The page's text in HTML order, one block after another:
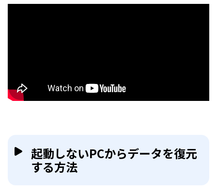
起動しないPCからデータを復元
する方法